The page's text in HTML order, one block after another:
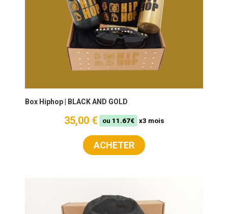
Box Hiphop | BLACK AND GOLD
35,00 € ou 11.67€ x3 mois
ACHETER